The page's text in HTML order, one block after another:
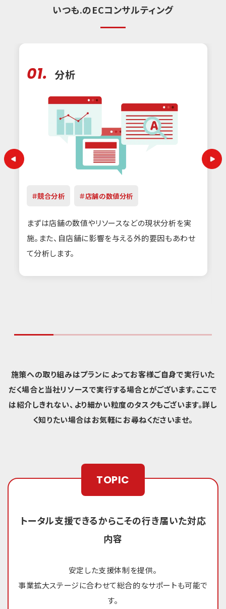
いつも.のECコンサルティング
01. 分析
＃競合分析 ＃店舗の数値分析
まずは店舗の数値やリソースなどの現状分析を実
施。また、自店舗に影響を与える外的要因もあわせ
て分析します。
施策への取り組みはプランによってお客様ご自身で実行いた
だく場合と当社リソースで実行する場合とがございます。ここで
は紹介しきれない、より細かい粒度のタスクもございます。詳し
く知りたい場合はお気軽にお尋ねくださいませ。
TOPIC
トータル支援できるからこその行き届いた対応
内容
安定した支援体制を提供。
事業拡大ステージに合わせて総合的なサポートも可能で
す。